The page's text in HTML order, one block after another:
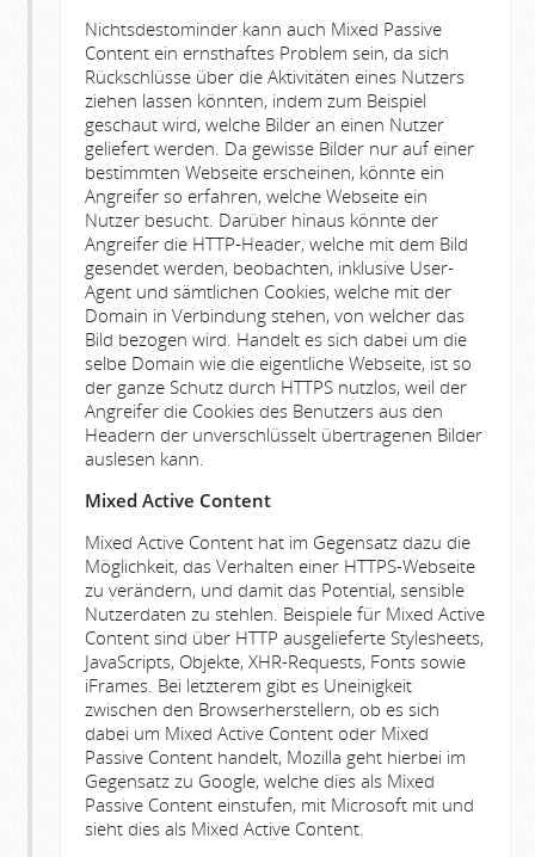
Nichtsdestominder kann auch Mixed Passive
Content ein ernsthaftes Problem sein, da sich
Rückschlüsse über die Aktivitäten eines Nutzers
ziehen lassen könnten, indem zum Beispiel
geschaut wird, welche Bilder an einen Nutzer
geliefert werden. Da gewisse Bilder nur auf einer
bestimmten Webseite erscheinen, könnte ein
Angreifer so erfahren, welche Webseite ein
Nutzer besucht. Darüber hinaus könnte der
Angreifer die HTTP-Header, welche mit dem Bild
gesendet werden, beobachten, inklusive User-
Agent und sämtlichen Cookies, welche mit der
Domain in Verbindung stehen, von welcher das
Bild bezogen wird. Handelt es sich dabei um die
selbe Domain wie die eigentliche Webseite, ist so
der ganze Schutz durch HTTPS nutzlos, weil der
Angreifer die Cookies des Benutzers aus den
Headern der unverschlüsselt übertragenen Bilder
auslesen kann.
Mixed Active Content
Mixed Active Content hat im Gegensatz dazu die
Möglichkeit, das Verhalten einer HTTPS-Webseite
zu verändern, und damit das Potential, sensible
Nutzerdaten zu stehlen. Beispiele für Mixed Active
Content sind über HTTP ausgelieferte Stylesheets,
JavaScripts, Objekte, XHR-Requests, Fonts sowie
iFrames. Bei letzterem gibt es Uneinigkeit
zwischen den Browserherstellern, ob es sich
dabei um Mixed Active Content oder Mixed
Passive Content handelt, Mozilla geht hierbei im
Gegensatz zu Google, welche dies als Mixed
Passive Content einstufen, mit Microsoft mit und
sieht dies als Mixed Active Content.